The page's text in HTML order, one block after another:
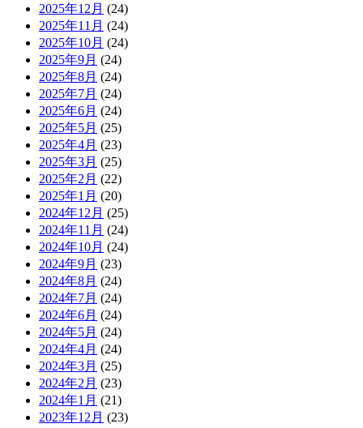
2025年12月 (24)
2025年11月 (24)
2025年10月 (24)
2025年9月 (24)
2025年8月 (24)
2025年7月 (24)
2025年6月 (24)
2025年5月 (25)
2025年4月 (23)
2025年3月 (25)
2025年2月 (22)
2025年1月 (20)
2024年12月 (25)
2024年11月 (24)
2024年10月 (24)
2024年9月 (23)
2024年8月 (24)
2024年7月 (24)
2024年6月 (24)
2024年5月 (24)
2024年4月 (24)
2024年3月 (25)
2024年2月 (23)
2024年1月 (21)
2023年12月 (23)